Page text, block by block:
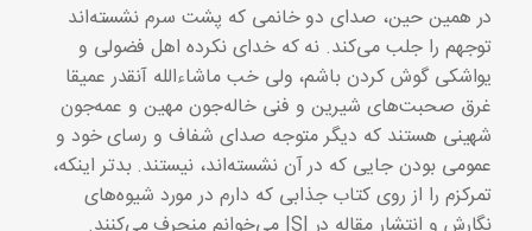
در همین حین، صدای دو خانمی که پشت سرم نشسته‌اند
توجهم را جلب می‌کند. نه که خدای نکرده اهل فضولی و
یواشکی گوش کردن باشم، ولی خب ماشاء‌الله آنقدر عمیقا
غرق صحبت‌های شیرین و فنی خاله‌جون مهین و عمه‌جون
شهینی هستند که دیگر متوجه صدای شفاف و رسای خود و
عمومی بودن جایی که در آن نشسته‌اند، نیستند. بدتر اینکه،
تمرکزم را از روی کتاب جذابی که دارم در مورد شیوه‌های